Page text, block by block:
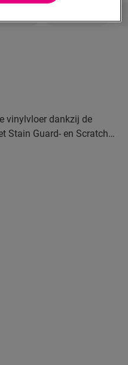
vinylvloer dankzij de
Stain Guard- en Scratch
laag biedt superieure
vlekken, vuil en